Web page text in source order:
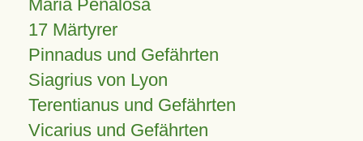
Maria Peñalosa
17 Märtyrer
Pinnadus und Gefährten
Siagrius von Lyon
Terentianus und Gefährten
Vicarius und Gefährten